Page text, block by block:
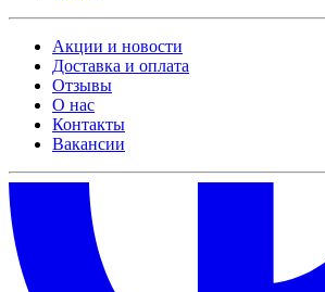
Акции и новости
Доставка и оплата
Отзывы
О нас
Контакты
Вакансии